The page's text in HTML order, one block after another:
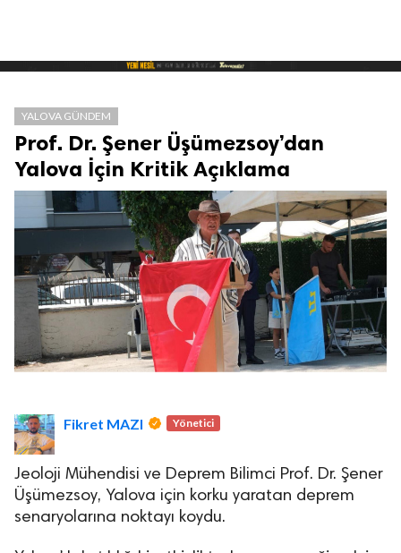
YALOVA GÜNDEM
Prof. Dr. Şener Üşümezsoy’dan
Yalova İçin Kritik Açıklama
Fikret MAZI Yönetici
Jeoloji Mühendisi ve Deprem Bilimci Prof. Dr. Şener
Üşümezsoy, Yalova için korku yaratan deprem
senaryolarına noktayı koydu.